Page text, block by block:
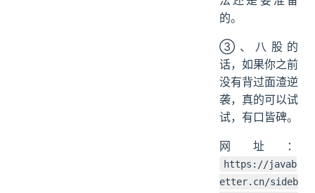
的。
③、八股的
话，如果你之前
没有背过面渣逆
袭，真的可以试
试，有口皆碑。
网址：
https://javab
etter.cn/sideb